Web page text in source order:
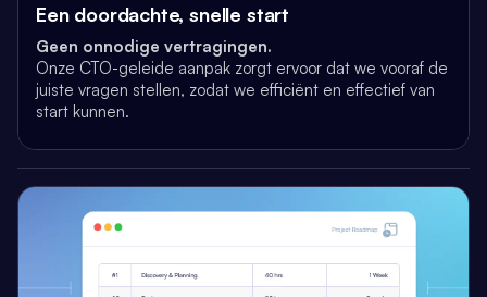
Een doordachte, snelle start
Geen onnodige vertragingen.
Onze CTO-geleide aanpak zorgt ervoor dat we vooraf de
juiste vragen stellen, zodat we efficiënt en effectief van
start kunnen.